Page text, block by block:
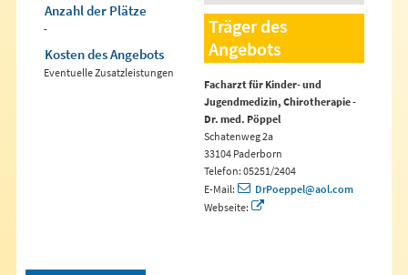
Anzahl der Plätze
-
Kosten des Angebots
Eventuelle Zusatzleistungen
Träger des
Angebots
Facharzt für Kinder- und
Jugendmedizin, Chirotherapie -
Dr. med. Pöppel
Schatenweg 2a
33104 Paderborn
Telefon: 05251/2404
E-Mail:
DrPoeppel@aol.com
Webseite: